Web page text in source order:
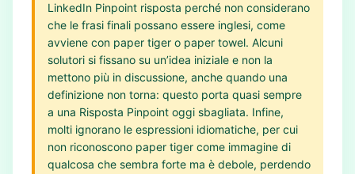
LinkedIn Pinpoint risposta perché non considerano
che le frasi finali possano essere inglesi, come
avviene con paper tiger o paper towel. Alcuni
solutori si fissano su un’idea iniziale e non la
mettono più in discussione, anche quando una
definizione non torna: questo porta quasi sempre
a una Risposta Pinpoint oggi sbagliata. Infine,
molti ignorano le espressioni idiomatiche, per cui
non riconoscono paper tiger come immagine di
qualcosa che sembra forte ma è debole, perdendo